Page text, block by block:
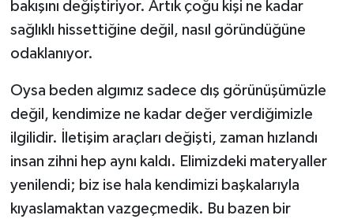
bakışını değiştiriyor. Artık çoğu kişi ne kadar
sağlıklı hissettiğine değil, nasıl göründüğüne
odaklanıyor.
Oysa beden algımız sadece dış görünüşümüzle
değil, kendimize ne kadar değer verdiğimizle
ilgilidir. İletişim araçları değişti, zaman hızlandı
insan zihni hep aynı kaldı. Elimizdeki materyaller
yenilendi; biz ise hala kendimizi başkalarıyla
kıyaslamaktan vazgeçmedik. Bu bazen bir